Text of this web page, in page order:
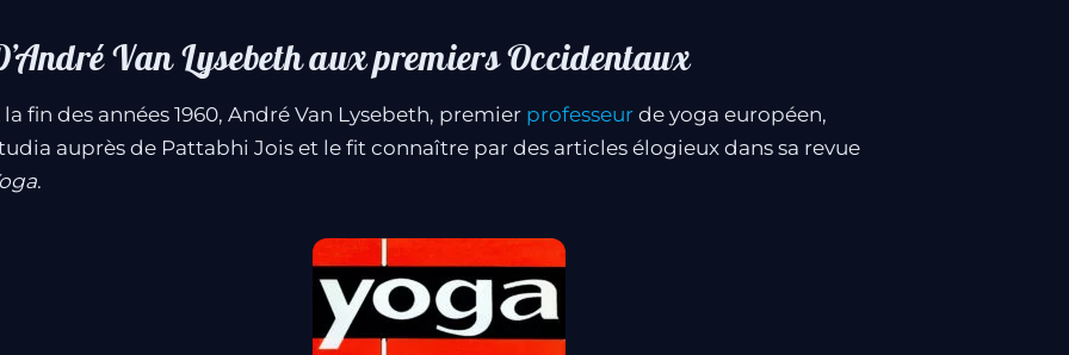
Van Lysebeth aux premiers Occidentaux
la fin des années 1960, André Van Lysebeth, premier professeur de yoga européen,
auprès de Pattabhi Jois et le fit connaître par des articles élogieux dans sa revue
.